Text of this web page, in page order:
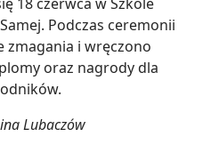
Podczas ceremonii
zmagania i wręczono
oraz nagrody dla
Lubaczów